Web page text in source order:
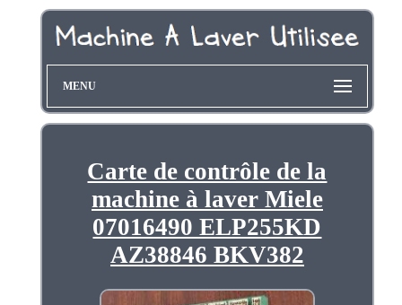
MENU
Carte de contrôle de la
machine à laver Miele
07016490 ELP255KD
AZ38846 BKV382